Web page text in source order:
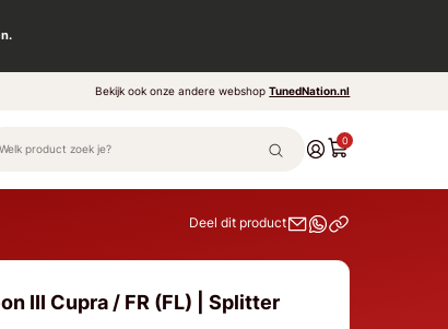
Bekijk ook onze andere webshopTunedNation.nl
0
Deel dit product
III Cupra / FR (FL) | Splitter